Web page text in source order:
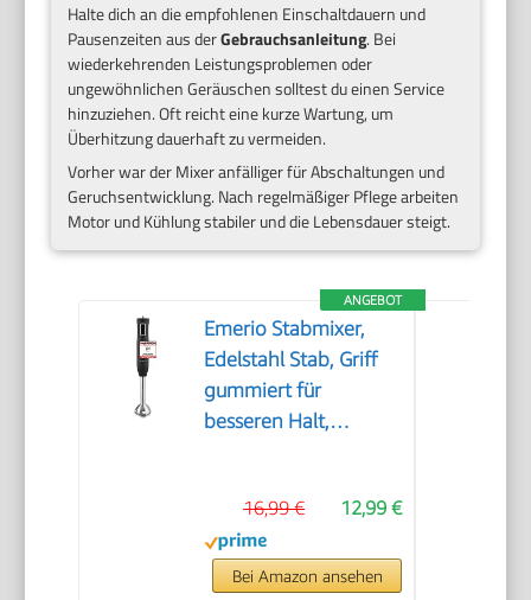
Halte dich an die empfohlenen Einschaltdauern und
Pausenzeiten aus derGebrauchsanleitung. Bei
wiederkehrenden Leistungsproblemen oder
ungewöhnlichen Geräuschen solltest du einen Service
hinzuziehen. Oft reicht eine kurze Wartung, um
Überhitzung dauerhaft zu vermeiden.
Vorher war der Mixer anfälliger für Abschaltungen und
Geruchsentwicklung. Nach regelmäßiger Pflege arbeiten
Motor und Kühlung stabiler und die Lebensdauer steigt.
ANGEBOT
Emerio Stabmixer,
Edelstahl Stab, Griff
gummiert für
besseren Halt,
PREIS-/LEISTUNGSSIEGER
05/2017, 250 Watt,
HB-111446 Schwarz
12,99 €
16,99 €
Bei Amazon ansehen